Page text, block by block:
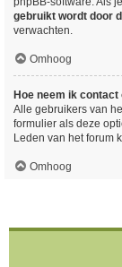
gebruikt wordt door
verwachten.
Omhoog
Hoe neem ik
Alle gebruikers van
formulier als deze
Leden van het forum
Omhoog